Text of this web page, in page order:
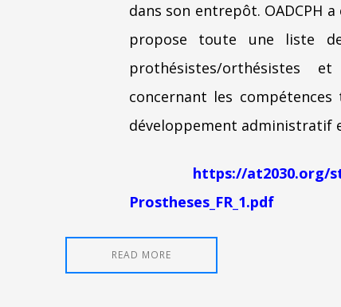
dans son entrepôt. OADCPH
propose toute une liste
prothésistes/orthésistes
concernant les
développement administratif
https://at2030.org/
Prostheses_FR_1.pdf
READ MORE